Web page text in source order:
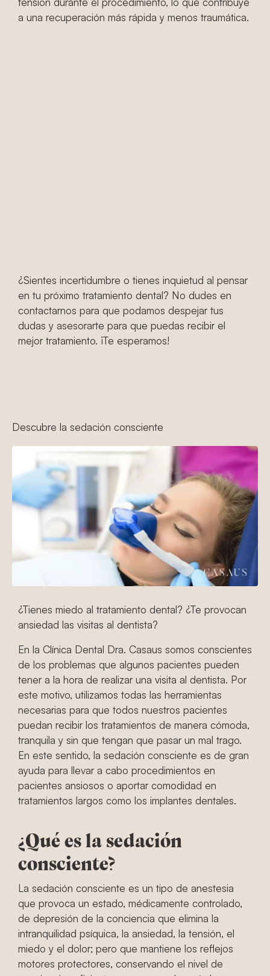
a una recuperación más rápida y menos traumática.
¿Sientes incertidumbre o tienes inquietud al pensar
en tu próximo tratamiento dental? No dudes en
contactarnos para que podamos despejar tus
dudas y asesorarte para que puedas recibir el
mejor tratamiento. ¡Te esperamos!
Descubre la sedación consciente
¿Tienes miedo al tratamiento dental? ¿Te provocan
ansiedad las visitas al dentista?
En la Clínica Dental Dra. Casaus somos conscientes
de los problemas que algunos pacientes pueden
tener a la hora de realizar una visita al dentista. Por
este motivo, utilizamos todas las herramientas
necesarias para que todos nuestros pacientes
puedan recibir los tratamientos de manera cómoda,
tranquila y sin que tengan que pasar un mal trago.
En este sentido, la sedación consciente es de gran
ayuda para llevar a cabo procedimientos en
pacientes ansiosos o aportar comodidad en
tratamientos largos como los implantes dentales.
¿Qué es la sedación
consciente?
La sedación consciente es un tipo de anestesia
que provoca un estado, médicamente controlado,
de depresión de la conciencia que elimina la
intranquilidad psíquica, la ansiedad, la tensión, el
miedo y el dolor; pero que mantiene los reflejos
motores protectores, conservando el nivel de